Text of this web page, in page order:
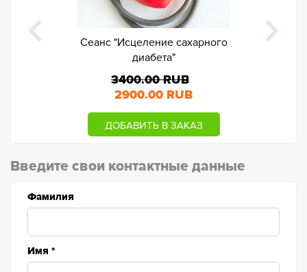
Сеанс "Исцеление сахарного
диабета"
3400.00 RUB
2900.00 RUB
ДОБАВИТЬ В ЗАКАЗ
Введите свои контактные данные
Фамилия
Имя *